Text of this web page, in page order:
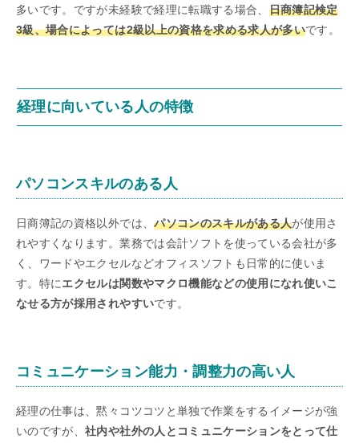
多いです。ですが未経験で経理に転職する場合、 日商簿記検定
3級、場合によっては2級以上の資格を求める求人が多いです。
経理に向いている人の特徴
パソコンスキルのある人
日商簿記の資格以外では、パソコンのスキルがある人が使用さ
れやすくなります。業務では会計ソフトを使っている会社が多
く、ワードやエクセルなどオフィスソフトも日常的に使いま
す。特にエクセルは関数やマクロ機能などの使用になれ使いこ
なせる方が採用されやすいです。
コミュニケーション能力・調整力の高い人
経理の仕事は、黙々コツコツと単独で作業をするイメージが強
いのですが、社内や社外の人とコミュニケーションをとって仕